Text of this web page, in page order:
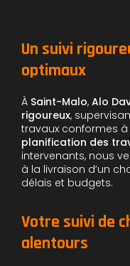
Un suivi
optimaux
À Saint-Malo, Alo
rigoureux,
travaux conformes à
planification des
intervenants, nous
à la livraison d’un
délais et budgets.
Votre suivi de
alentours